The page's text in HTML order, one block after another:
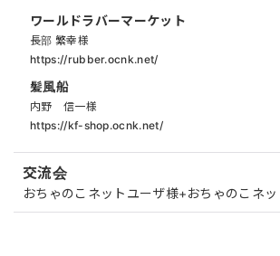
ワールドラバーマーケット
長部 繁幸様
https://rubber.ocnk.net/
髪風船
内野 信一様
https://kf-shop.ocnk.net/
交流会
おちゃのこネットユーザ様+おちゃのこネ